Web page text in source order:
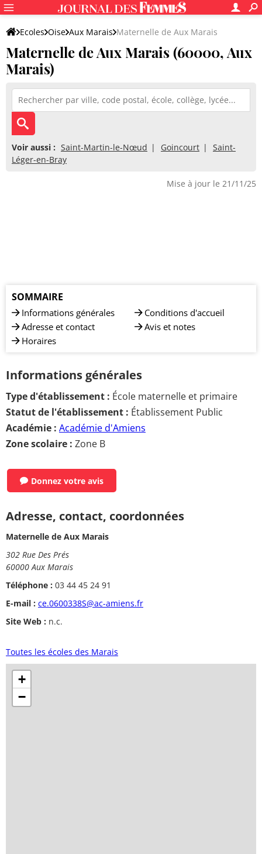
Ecoles Oise Aux Marais Maternelle de Aux Marais
Maternelle de Aux Marais (60000, Aux
Marais)
Voir aussi : Saint-Martin-le-Nœud Goincourt
Saint-
Léger-en-Bray
Mise à jour le 21/11/25
SOMMAIRE
Informations générales
Adresse et contact
Horaires
Conditions d'accueil
Avis et notes
Informations générales
Type d'établissement : École maternelle et primaire
Statut de l'établissement : Établissement Public
Académie : Académie d'Amiens
Zone scolaire : Zone B
Donnez votre avis
Adresse, contact, coordonnées
Maternelle de Aux Marais
302 Rue Des Prés
60000 Aux Marais
Téléphone : 03 44 45 24 91
E-mail : ce.0600338S@ac-amiens.fr
Site Web : n.c.
Toutes les écoles des Marais
+
−